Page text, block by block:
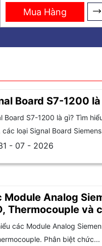
Mua Hàng
Board S7-1200
Board S7-1200 là gì? Tìm
các loại Signal Board
- 07 - 2026
Module Analog
Thermocouple và
các Module Analog
Phân biệt chức...